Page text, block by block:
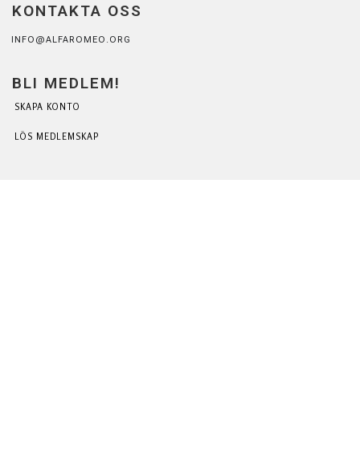
KONTAKTA OSS
INFO@ALFAROMEO.ORG
BLI MEDLEM!
SKAPA KONTO
LÖS MEDLEMSKAP